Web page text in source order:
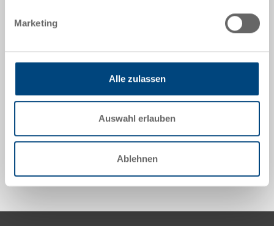
Marketing
Alle zulassen
Auswahl erlauben
Ablehnen
1200x800x160 mm, ohne Verstärkung, Oberdeck
geschlossen, EHI-kompatibler aufliegender